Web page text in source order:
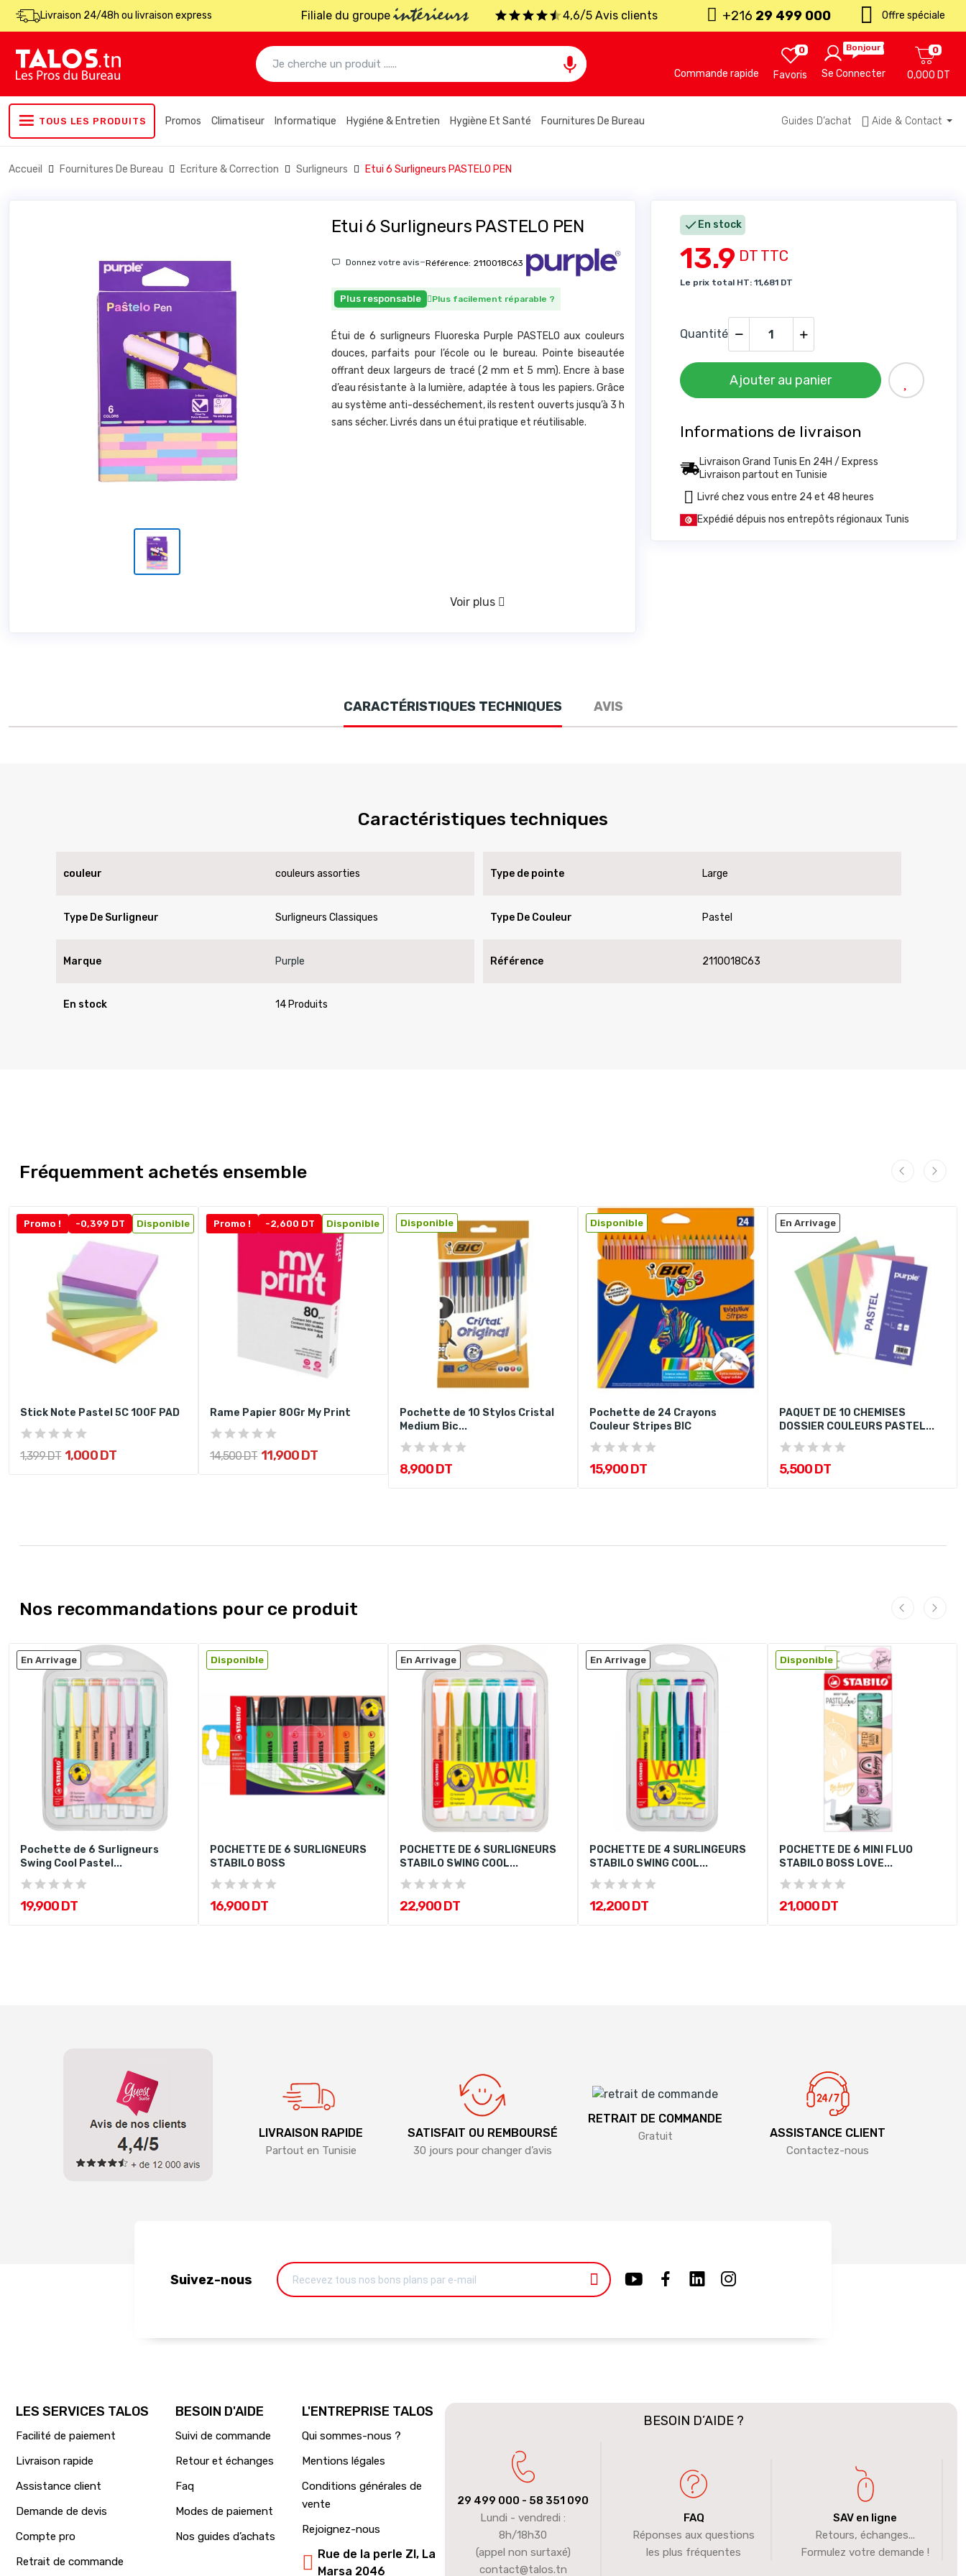
Livraison 24/48h ou livraison express Filiale du groupeintérieurs 4,6/5 Avis clients +216 29 499 000 Offre spéciale
 Commande rapide Favoris
0 Bonjour !
Se Connecter 0,000 DT
0
TOUS LES PRODUITS Promos Climatiseur Informatique Hygiéne & Entretien Hygiène Et Santé Fournitures De Bureau Guides D’achat Aide & Contact
Accueil Fournitures De Bureau Ecriture & Correction Surligneurs Etui 6 Surligneurs PASTELO PEN
Etui 6 Surligneurs PASTELO PEN
Donnez votre avis-Référence: 2110018C63
Plus responsable Plus facilement réparable ?
Étui de 6 surligneurs Fluoreska Purple PASTELO aux couleurs
douces, parfaits pour l’école ou le bureau. Pointe biseautée
offrant deux largeurs de tracé (2 mm et 5 mm). Encre à base
d’eau résistante à la lumière, adaptée à tous les papiers. Grâce
au système anti-desséchement, ils restent ouverts jusqu’à 3 h
sans sécher. Livrés dans un étui pratique et réutilisable.
Voir plus
 En stock
13.9DT TTC
Le prix total HT: 11,681 DT
Quantité
Ajouter au panier
Informations de livraison
Livraison Grand Tunis En 24H / Express
Livraison partout en Tunisie
Expédié dépuis nos entrepôts régionaux Tunis
Livré chez vous entre 24 et 48 heures
CARACTÉRISTIQUES TECHNIQUES AVIS
Caractéristiques techniques
couleur couleurs assorties Type de pointe Large
Type De Surligneur Surligneurs Classiques Type De Couleur Pastel
Marque Purple Référence 2110018C63
En stock 14 Produits
Fréquemment achetés ensemble
Promo ! -0,399 DT Disponible
Stick Note Pastel 5C 100F PAD
1,399 DT 1,000 DT
Promo ! -2,600 DT Disponible
Rame Papier 80Gr My Print
14,500 DT 11,900 DT
Disponible
Pochette de 10 Stylos Cristal
Medium Bic...
8,900 DT
Disponible
Pochette de 24 Crayons
Couleur Stripes BIC
15,900 DT
En Arrivage
PAQUET DE 10 CHEMISES
DOSSIER COULEURS PASTEL...
5,500 DT
Nos recommandations pour ce produit
En Arrivage
Pochette de 6 Surligneurs
Swing Cool Pastel...
19,900 DT
Disponible
POCHETTE DE 6 SURLIGNEURS
STABILO BOSS
16,900 DT
En Arrivage
POCHETTE DE 6 SURLIGNEURS
STABILO SWING COOL...
22,900 DT
En Arrivage
POCHETTE DE 4 SURLINGEURS
STABILO SWING COOL...
12,200 DT
Disponible
POCHETTE DE 6 MINI FLUO
STABILO BOSS LOVE...
21,000 DT
LIVRAISON RAPIDE
Partout en Tunisie
SATISFAIT OU REMBOURSÉ
30 jours pour changer d’avis
RETRAIT DE COMMANDE
Gratuit ASSISTANCE CLIENT
Contactez-nous
Suivez-nous
LES SERVICES TALOS
Facilité de paiement
Livraison rapide
Assistance client
Demande de devis
Compte pro
Retrait de commande
BESOIN D'AIDE
Suivi de commande
Retour et échanges
Faq
Modes de paiement
Nos guides d’achats
L'ENTREPRISE TALOS
Qui sommes-nous ?
Mentions légales
Conditions générales de
vente
Rejoignez-nous
Rue de la perle ZI, La
Marsa 2046
BESOIN D’AIDE ?
29 499 000 - 58 351 090
Lundi - vendredi :
8h/18h30
(appel non surtaxé)
contact@talos.tn
FAQ
Réponses aux questions
les plus fréquentes
SAV en ligne
Retours, échanges...
Formulez votre demande !